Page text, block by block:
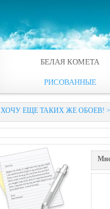
БЕЛАЯ КОМЕТА
РИСОВАННЫЕ
ХОЧУ ЕЩЕ ТАКИХ ЖЕ ОБОЕВ!